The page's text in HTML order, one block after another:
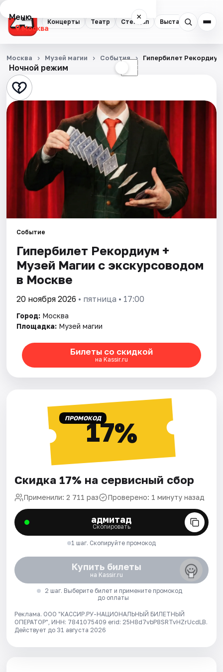
Концерты Театр Стендап Выставки
Меню ×
Москва
Концерты
Театр
Стендап
Экскурсии
Спорт
Города
Площадки
Артисты
Рейтинги
Ночной режим ☾
Москва Музей магии События Гипербилет
Событие
Гипербилет Рекордиум +
Музей Магии с экскурсоводом
в Москве
20 ноября 2026 • пятница • 17:00
Город: Москва
Площадка: Музей магии
Билеты со скидкой
на Kassir.ru
ПРОМОКОД17%
Скидка 17% на сервисный сбор
Применили: 2 711 раз Проверено: 1 минуту назад
адмитад
Скопировать
1 шаг. Скопируйте промокод
Купить билеты
на Kassir.ru
2 шаг. Выберите билет и примените промокод
до оплаты
Реклама. ООО "КАССИР.РУ-НАЦИОНАЛЬНЫЙ БИЛЕТНЫЙ
ОПЕРАТОР", ИНН: 7841075409 erid: 25H8d7vbP8SRTvHZrUcdLB.
Действует до 31 августа 2026